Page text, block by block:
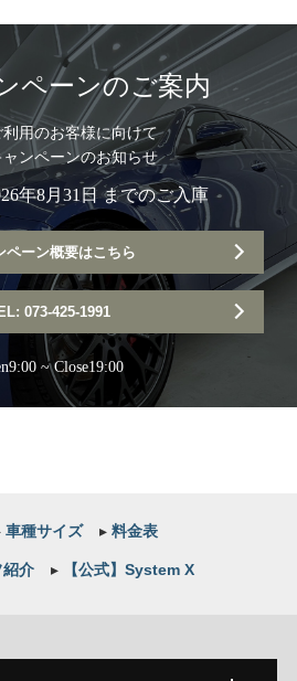
ペーンのご案内
用のお客様に向けて
ンペーンのお知らせ
年8月31日 までのご入庫
ペーン概要はこちら
073-425-1991
~ Close19:00
車種サイズ ▸料金表
紹介 ▸【公式】System X